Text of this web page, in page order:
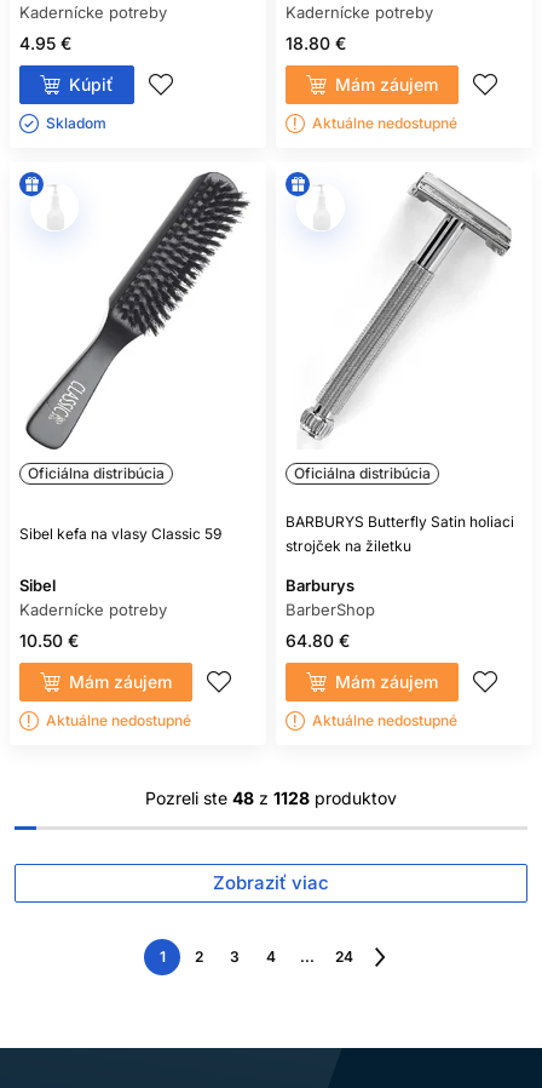
Kadernícke potreby
4.95 €
Kúpiť
Skladom ㅤ
Kadernícke potreby
18.80 €
Mám záujem
Aktuálne nedostupné
Oficiálna distribúcia
Sibel kefa na vlasy Classic 59
Sibel
Kadernícke potreby
10.50 €
Mám záujem
Aktuálne nedostupné
Oficiálna distribúcia
BARBURYS Butterfly Satin holiaci
strojček na žiletku
Barburys
BarberShop
64.80 €
Mám záujem
Aktuálne nedostupné
Pozreli ste 48 z 1128 produktov
Zobraziť viac
1 2 3 4 ... 24
Nasledujúca